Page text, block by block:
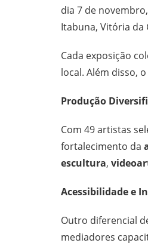
dia 7 de
Itabuna, Vitória da
Cada exposição
local. Além disso,
Produção
Com 49 artistas
fortalecimento da
escultura,
Acessibilidade e
Outro diferencial
mediadores